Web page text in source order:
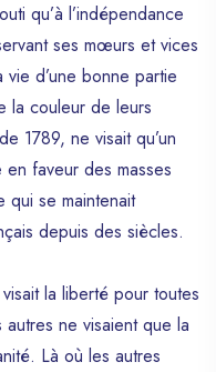
qu’à l’indépendance
ses mœurs et vices
d’une bonne partie
la couleur de leurs
1789, ne visait qu’un
faveur des masses
qui se maintenait
depuis des siècles.
la liberté pour toutes
ne visaient que la
Là où les autres